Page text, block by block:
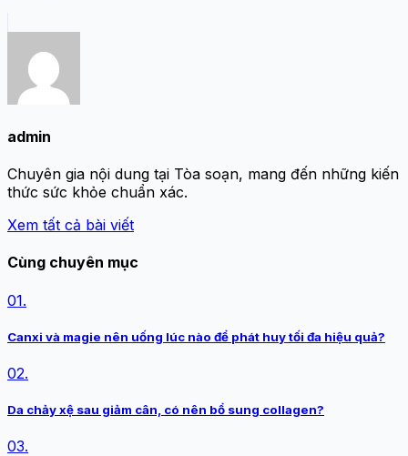
admin
Chuyên gia nội dung tại Tòa soạn, mang đến những kiến
thức sức khỏe chuẩn xác.
Xem tất cả bài viết
Cùng chuyên mục
01.
Canxi và magie nên uống lúc nào để phát huy tối đa hiệu quả?
02.
Da chảy xệ sau giảm cân, có nên bổ sung collagen?
03.